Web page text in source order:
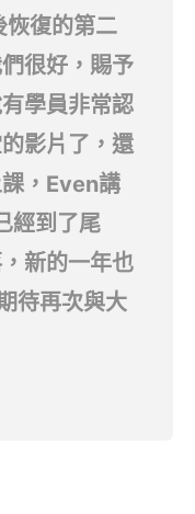
復的第二
很好，賜予
學員非常認
影片了，還
，Even講
經到了尾
新的一年也
待再次與大